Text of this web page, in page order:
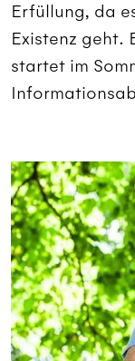
Erfüllung, da
Existenz geht.
startet im